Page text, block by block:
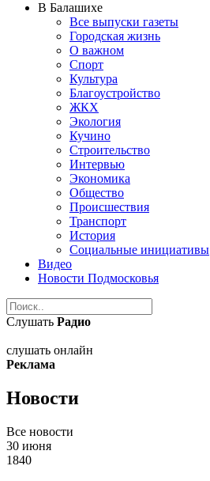
В Балашихе
Все выпуски газеты
Городская жизнь
О важном
Спорт
Культура
Благоустройство
ЖКХ
Экология
Кучино
Строительство
Интервью
Экономика
Общество
Происшествия
Транспорт
История
Социальные инициативы
Видео
Новости Подмосковья
Слушать Радио
слушать онлайн
Реклама
Новости
Все новости
30 июня
1840